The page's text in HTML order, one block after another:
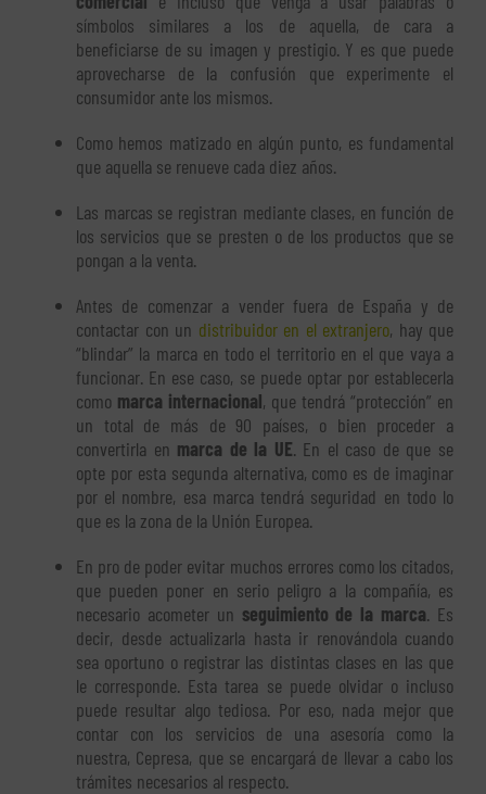
símbolos similares a los de aquella, de cara a
beneficiarse de su imagen y prestigio. Y es que puede
aprovecharse de la confusión que experimente el
consumidor ante los mismos.
Como hemos matizado en algún punto, es fundamental
que aquella se renueve cada diez años.
Las marcas se registran mediante clases, en función de
los servicios que se presten o de los productos que se
pongan a la venta.
Antes de comenzar a vender fuera de España y de
contactar con un distribuidor en el extranjero, hay que
“blindar” la marca en todo el territorio en el que vaya a
funcionar. En ese caso, se puede optar por establecerla
como marca internacional, que tendrá “protección” en
un total de más de 90 países, o bien proceder a
convertirla en marca de la UE. En el caso de que se
opte por esta segunda alternativa, como es de imaginar
por el nombre, esa marca tendrá seguridad en todo lo
que es la zona de la Unión Europea.
En pro de poder evitar muchos errores como los citados,
que pueden poner en serio peligro a la compañía, es
necesario acometer un seguimiento de la marca. Es
decir, desde actualizarla hasta ir renovándola cuando
sea oportuno o registrar las distintas clases en las que
le corresponde. Esta tarea se puede olvidar o incluso
puede resultar algo tediosa. Por eso, nada mejor que
contar con los servicios de una asesoría como la
nuestra, Cepresa, que se encargará de llevar a cabo los
trámites necesarios al respecto.